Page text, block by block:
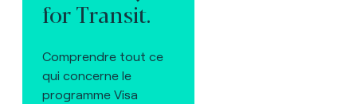
for Transit.
Comprendre tout ce
qui concerne le
programme Visa